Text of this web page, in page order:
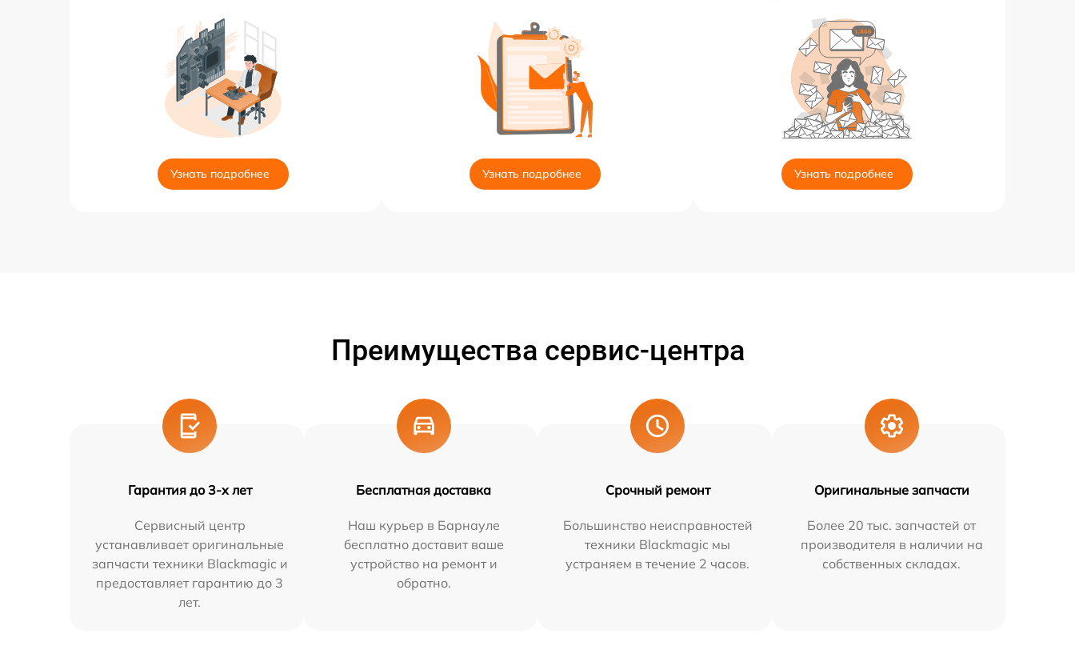
Узнать подробнее Узнать подробнее Узнать подробнее
Преимущества сервис-центра
Гарантия до 3-х лет
Сервисный центр
устанавливает оригинальные
запчасти техники Blackmagic и
предоставляет гарантию до 3
лет.
Бесплатная доставка
Наш курьер в Барнауле
бесплатно доставит ваше
устройство на ремонт и
обратно.
Срочный ремонт
Большинство неисправностей
техники Blackmagic мы
устраняем в течение 2 часов.
Оригинальные запчасти
Более 20 тыс. запчастей от
производителя в наличии на
собственных складах.